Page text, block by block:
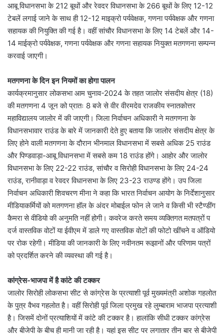
आबू विधानसभा के 212 बूथों और रेवदर विधानसभा के 266 बूथों के लिए 12-12
टेबलें लगाई जाने के साथ ही 12-12 माइक्रो पर्यवेक्षक, गणना पर्यवेक्षक और गणना
सहायक की नियुक्ति की गई है। वहीं सांचौर विधानसभा के लिए 14 टेबलें और 14-
14 माईक्रो पर्यवेक्षक, गणना पर्यवेक्षक और गणना सहायक नियुक्त मतगणना सम्पन्न
करवाई जाएगी।
मतगणना के दिन इन नियमों का होगा पालन
कार्यक्रमानुसार लोकसभा आम चुनाव-2024 के तहत जालोर संसदीय क्षेत्र (18)
की मतगणना 4 जून को प्रातः 8 बजे से वीर वीरमदेव राजकीय स्नातकोत्तर
महाविद्यालय जालोर में की जाएगी। जिला निर्वाचन अधिकारी ने मतगणना के
विधानसभावार राउंड के बारे में जानकारी देते हुए बताया कि जालोर संसदीय क्षेत्र के
लिए होने वाली मतगणना के दौरान भीनमाल विधानसभा में सबसे अधिक 25 राउंड
और पिण्डवाड़ा-आबू विधानसभा में सबसे कम 18 राउंड होंगे। आहोर और जालोर
विधानसभा के लिए 22-22 राउंड, सांचौर व सिरोही विधानसभा के लिए 24-24
राउंड, रानीवाड़ा व रेवदर विधानसभा के लिए 23-23 राउण्ड होंगे। उप जिला
निर्वाचन अधिकारी शिवचरण मीना ने कहा कि भारत निर्वाचन आयोग के निर्देशानुसार
मीडियाकर्मियों को मतगणना हॉल के अंदर मोबाईल फोन ले जाने व किसी भी स्टैण्डींग
कैमरा से वीडियो की अनुमति नहीं होगी। कवरेज करते समय व्यक्तिगत मतपत्रों प
दर्ज वास्तविक वोटों या ईवीएम में डाले गए वास्तविक वोटों की फोटो खींचने व ऑडियो
पर रोक रहेगी। मीडिया की जानकारी के लिए नवीनतम रूझानों और परिणाम पत्रों
को प्रदर्शित करने की व्यवस्था की गई है।
कांग्रेस-भाजपा में है कांटे की टक्कर
जालोर सिरोही लोकसभा सीट से कांग्रेस के प्रत्याशी पूर्व मुख्यमंत्री अशोक गहलोत
के पुत्र वैभव गहलोत है। वहीं सिरोही पूर्व जिला प्रमुख रहे लुम्बाराम भाजपा प्रत्याशी
है। जिसमें दोनों प्रत्याशियों में कांटे की टक्कर है। हालांकि सीधी टक्कर कांग्रेस
और बीजेपी के बीच ही मानी जा रही है। यहां इस सीट पर लगातार तीन बार से बीजेपी